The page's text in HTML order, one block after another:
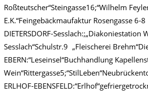
Roßteutscher“Steingasse16;“Wilhelm
E.K.“Feingebäckmaufaktur Rosengasse 6-8
DIETERSDORF-Sesslach:;„Diakoniestation
Sesslach“Schulstr.9 „Fleischerei
EBERN:“Leseinsel“Buchhandlung
ERLHOF-